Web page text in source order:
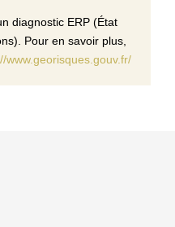
diagnostic ERP (État
Pour en savoir plus,
www.georisques.gouv.fr/